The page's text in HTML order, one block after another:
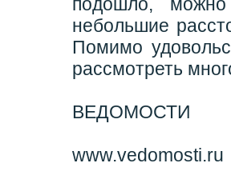
небольшие
Помимо
рассмотреть
ВЕДОМОСТИ
www.vedomosti.ru